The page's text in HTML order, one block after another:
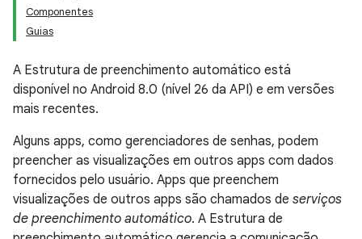
Componentes
Guias
A Estrutura de preenchimento automático está
disponível no Android 8.0 (nível 26 da API) e em versões
mais recentes.
Alguns apps, como gerenciadores de senhas, podem
preencher as visualizações em outros apps com dados
fornecidos pelo usuário. Apps que preenchem
visualizações de outros apps são chamados de serviços
de preenchimento automático. A Estrutura de